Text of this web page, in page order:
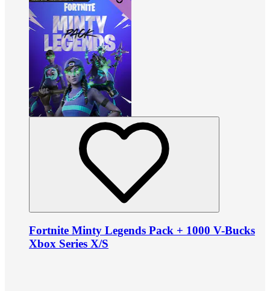
Fortnite Minty Legends Pack + 1000 V-Bucks
Xbox Series X/S